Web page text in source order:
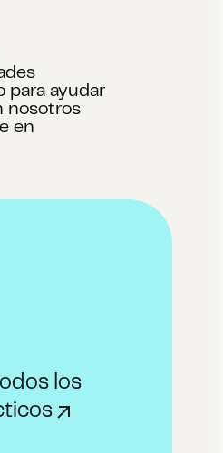
para ayudar
nosotros
en
los